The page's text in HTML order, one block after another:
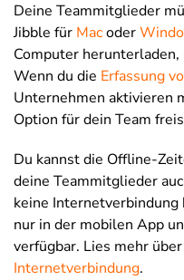
Deine Teammitglieder
Jibble für Macoder
Computer
Wenn du die Erfassung
Unternehmen aktivieren
Option für dein Team
Du kannst die Offline-
deine Teammitglieder
keine
nur in der mobilen App
verfügbar. Lies mehr über
Internetverbindung.